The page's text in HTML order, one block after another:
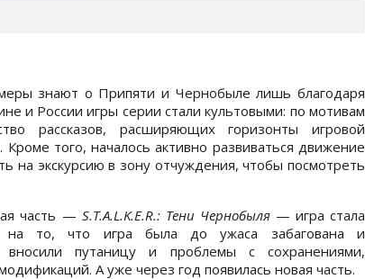
знают о Припяти и Чернобыле лишь благодаря
и России игры серии стали культовыми: по мотивам
рассказов, расширяющих горизонты игровой
Кроме того, началось активно развиваться движение
на экскурсию в зону отчуждения, чтобы посмотреть
часть — S.T.A.L.K.E.R.: Тени Чернобыля— игра стала
на то, что игра была до ужаса забагована и
путаницу и проблемы с сохранениями,
А уже через год появилась новая часть.